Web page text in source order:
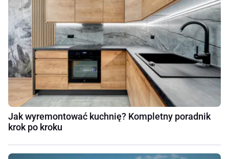
Jak wyremontować kuchnię? Kompletny poradnik
krok po kroku